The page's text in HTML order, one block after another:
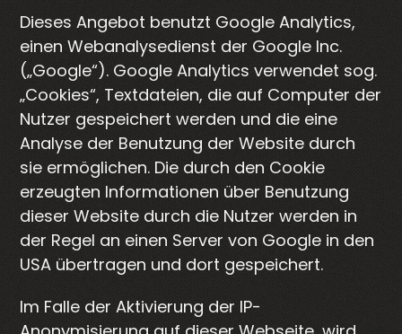
Dieses Angebot benutzt Google Analytics,
einen Webanalysedienst der Google Inc.
(„Google“). Google Analytics verwendet sog.
„Cookies“, Textdateien, die auf Computer der
Nutzer gespeichert werden und die eine
Analyse der Benutzung der Website durch
sie ermöglichen. Die durch den Cookie
erzeugten Informationen über Benutzung
dieser Website durch die Nutzer werden in
der Regel an einen Server von Google in den
USA übertragen und dort gespeichert.
Im Falle der Aktivierung der IP-